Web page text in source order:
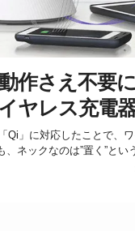
作さえ不要
ヤレス充電器
Qi」に対応したことで、
ネックなのは”置く”とい